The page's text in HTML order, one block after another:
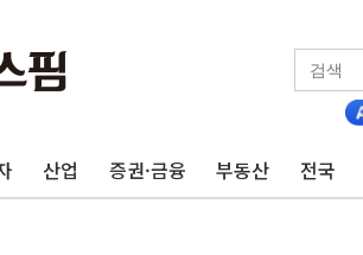
산업 증권·금융 부동산 전국
스, 붉은사막 영상 콘테스트 '비욘드 디 어비스'